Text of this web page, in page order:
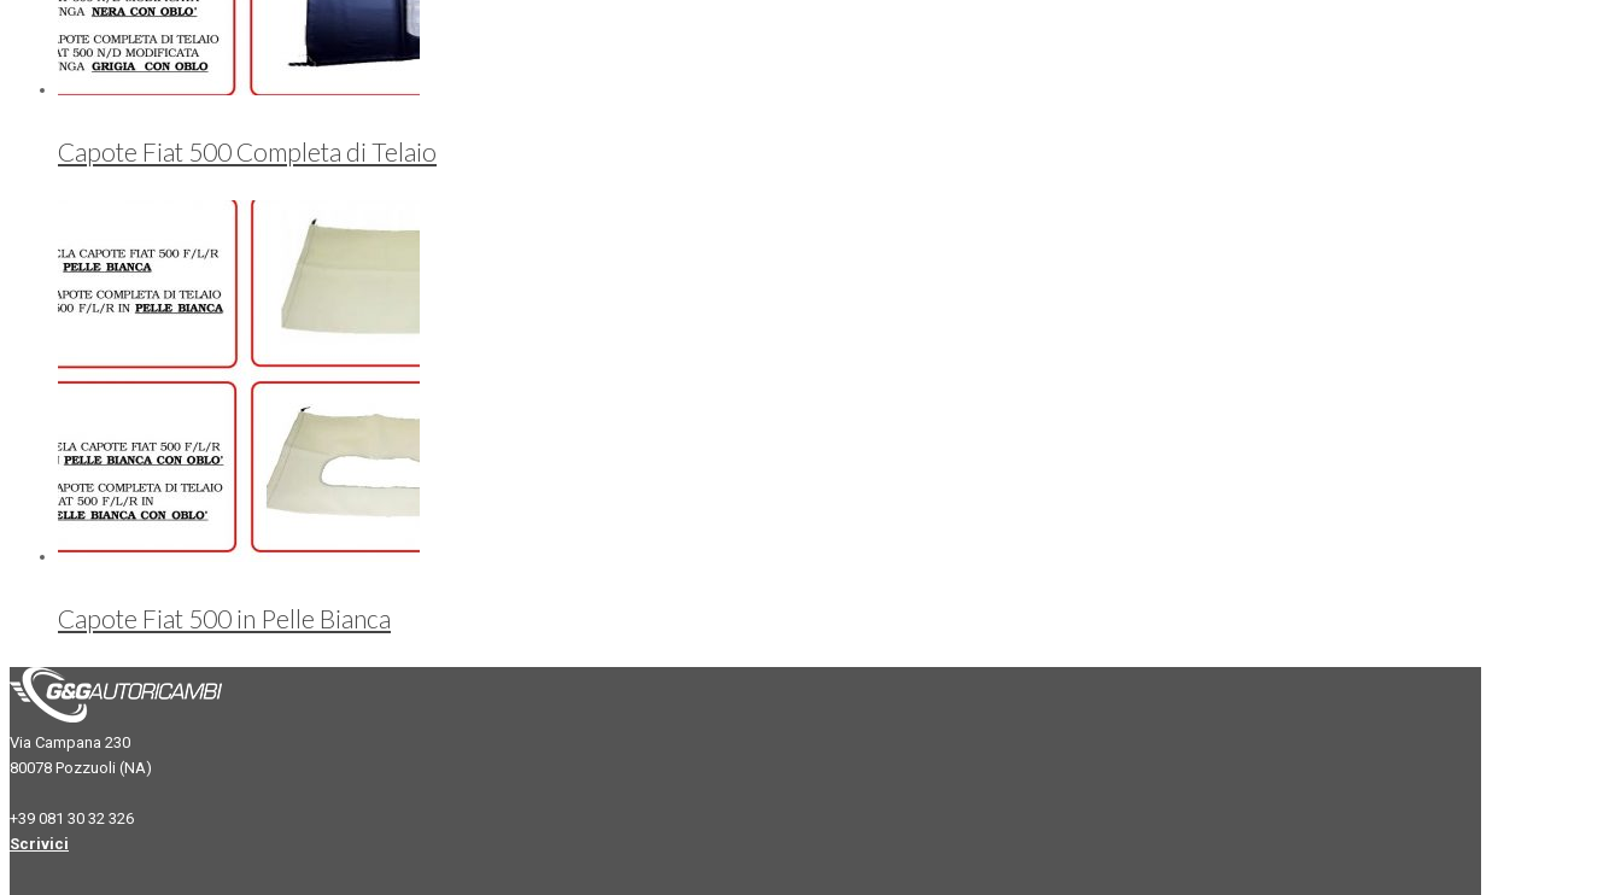
Capote Fiat 500 Completa di Telaio
Capote Fiat 500 in Pelle Bianca
Via Campana 230
80078 Pozzuoli (NA)
+39 081 30 32 326
Scrivici